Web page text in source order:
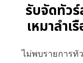
รับจัดทัว
เหมาลำ
ไม่พบรายการทั